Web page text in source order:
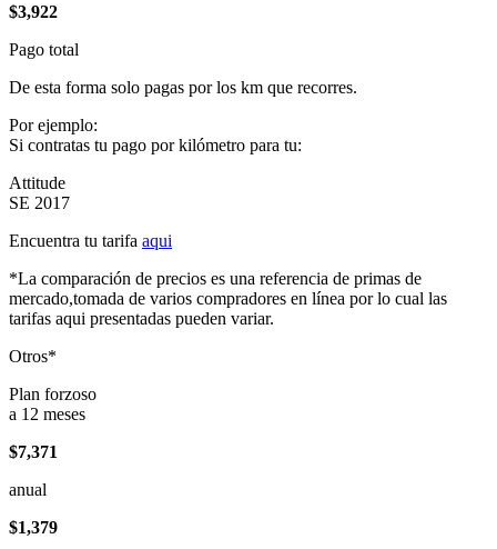
$3,922
Pago total
De esta forma solo pagas por los km que recorres.
Por ejemplo:
Si contratas tu pago por kilómetro para tu:
Attitude
SE 2017
Encuentra tu tarifa aqui
*La comparación de precios es una referencia de primas de
mercado,tomada de varios compradores en línea por lo cual las
tarifas aqui presentadas pueden variar.
Otros*
Plan forzoso
a 12 meses
$7,371
anual
$1,379